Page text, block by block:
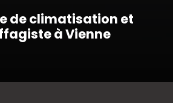
de climatisation et
à Vienne